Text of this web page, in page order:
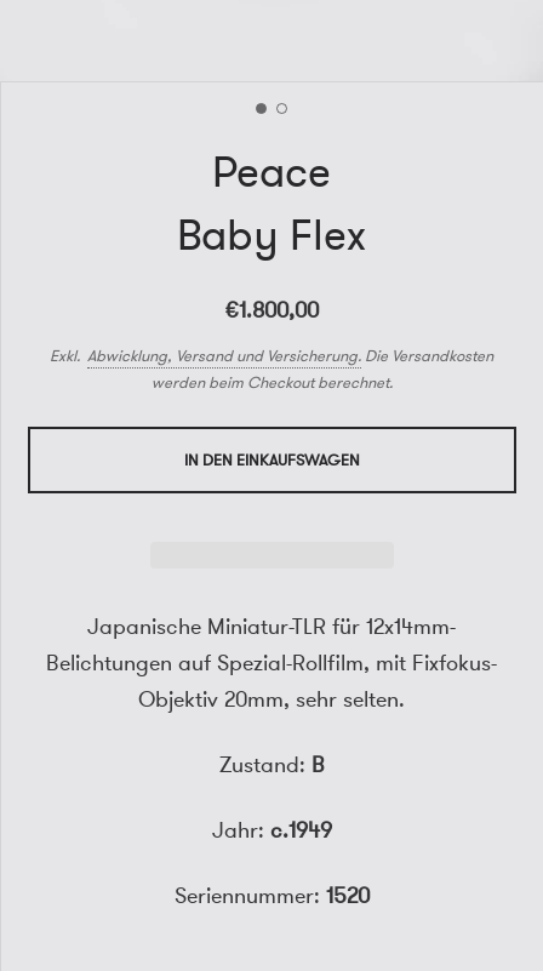
Peace
Baby Flex
€1.800,00
Exkl.Abwicklung, Versand und Versicherung. Die Versandkosten
werden beim Checkout berechnet.
IN DEN EINKAUFSWAGEN
Japanische Miniatur-TLR für 12x14mm-
Belichtungen auf Spezial-Rollfilm, mit Fixfokus-
Objektiv 20mm, sehr selten.
Zustand: B
Jahr: c.1949
Seriennummer: 1520